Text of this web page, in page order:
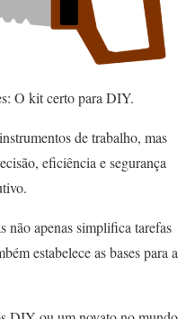
O kit certo para DIY.
de trabalho, mas
eficiência e segurança
não apenas simplifica tarefas
estabelece as bases para a